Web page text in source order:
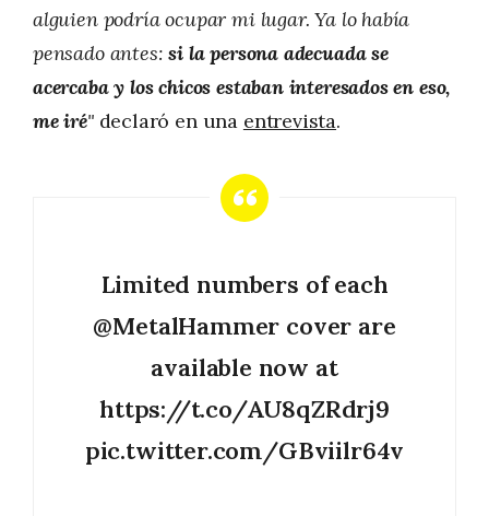
alguien podría ocupar mi lugar. Ya lo había
pensado antes:si la persona adecuada se
acercaba y los chicos estaban interesados ​​en eso,
me iré" declaró en una entrevista.
Limited numbers of each
@MetalHammer cover are
available now at
https://t.co/AU8qZRdrj9
pic.twitter.com/GBviilr64v